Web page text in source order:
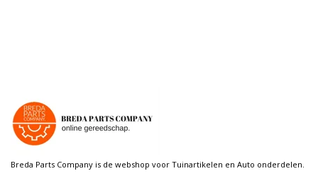
Breda Parts Company is de webshop voor Tuinartikelen en Auto onderdelen.